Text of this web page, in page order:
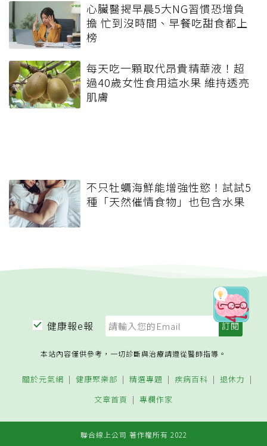
心臟醫揭早晨5大NG習慣恐增負
擔 忙到沒時間、早餐吃甜食都上
榜
每天吃一顆取代昂貴精華液！超
過40歲女性食用這水果 維持透亮
肌膚
不只牡蠣海鮮能增強性慾！試試5
種「天然催情食物」也包含水果
健康報e報
本站內容僅供參考，一切診斷與治療請遵從醫師指導。
關於元氣網 健康聚樂部 精選專題 疾病百科
退休力
文章首頁
專欄作家
聯合線上公司 著作權所有 2022